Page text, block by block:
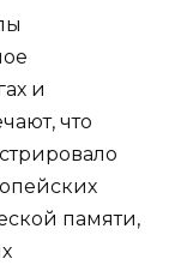
и
что
памяти,